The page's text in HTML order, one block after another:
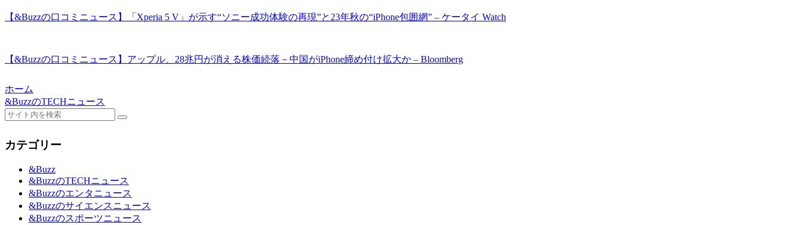
【&Buzzの口コミニュース】「Xperia 5 V」が示す“ソニー成功体験の再現”と23年秋の“iPhone包囲網” – ケータイ Watch
【&Buzzの口コミニュース】アップル、28兆円が消える株価続落－中国がiPhone締め付け拡大か – Bloomberg
ホーム
&BuzzのTECHニュース
カテゴリー
&Buzz
&BuzzのTECHニュース
&Buzzのエンタニュース
&Buzzのサイエンスニュース
&Buzzのスポーツニュース